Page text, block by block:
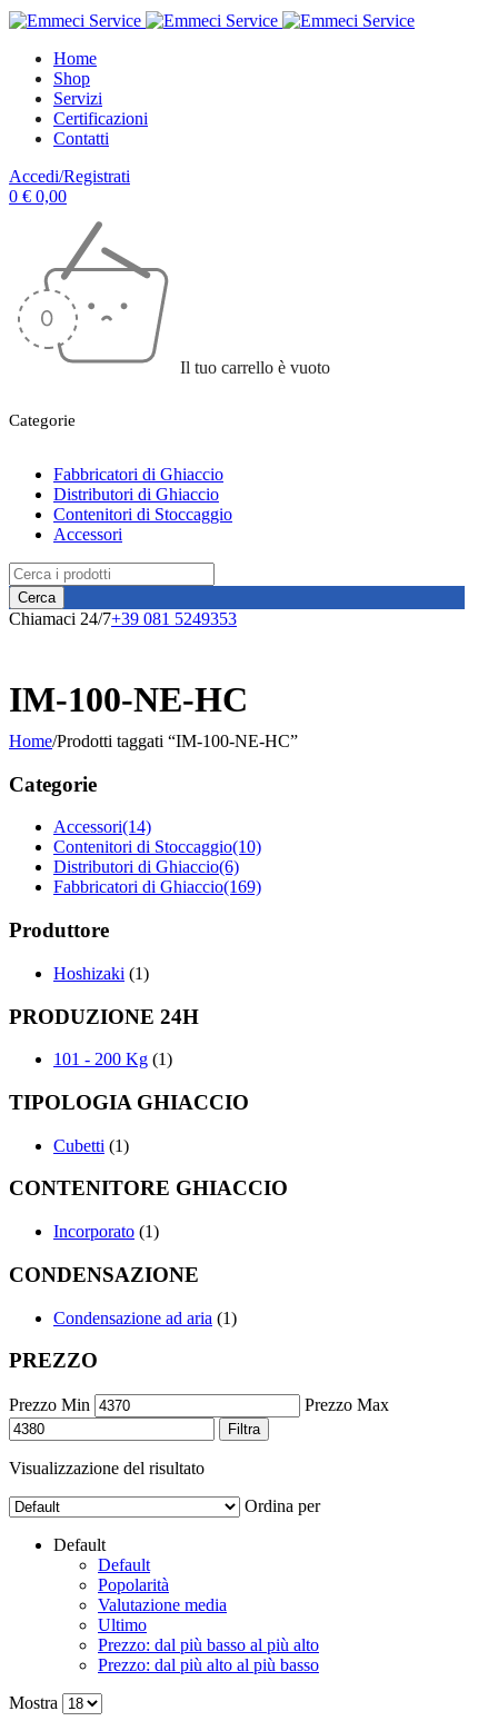
Home
Shop
Servizi
Certificazioni
Contatti
Accedi/Registrati
0 € 0,00
Il tuo carrello è vuoto
Categorie
Fabbricatori di Ghiaccio
Distributori di Ghiaccio
Contenitori di Stoccaggio
Accessori
Chiamaci 24/7+39 081 5249353
IM-100-NE-HC
Home/Prodotti taggati “IM-100-NE-HC”
Categorie
Accessori(14)
Contenitori di Stoccaggio(10)
Distributori di Ghiaccio(6)
Fabbricatori di Ghiaccio(169)
Produttore
Hoshizaki (1)
PRODUZIONE 24H
101 - 200 Kg (1)
TIPOLOGIA GHIACCIO
Cubetti (1)
CONTENITORE GHIACCIO
Incorporato (1)
CONDENSAZIONE
Condensazione ad aria (1)
PREZZO
Prezzo Min Prezzo Max
Filtra
Visualizzazione del risultato
Ordina per
Default
Default
Popolarità
Valutazione media
Ultimo
Prezzo: dal più basso al più alto
Prezzo: dal più alto al più basso
Mostra